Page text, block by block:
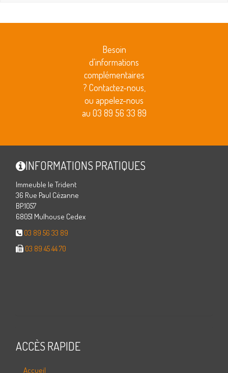
Besoin
d'informations
complémentaires
? Contactez-nous,
ou appelez-nous
au 03 89 56 33 89
INFORMATIONS PRATIQUES
Immeuble le Trident
36 Rue Paul Cézanne
BP.1057
68051 Mulhouse Cedex
03 89 56 33 89
03 89 45 44 70
ACCÈS RAPIDE
Accueil